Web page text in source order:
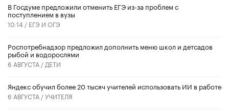
В Госдуме предложили отменить ЕГЭ из-за проблем с
поступлением в вузы
10:14 / ЕГЭ И ОГЭ
Роспотребнадзор предложил дополнить меню школ и детсадов
рыбой и водорослями
6 АВГУСТА / ДЕТИ
​Яндекс обучил более 20 тысяч учителей использовать ИИ в работе
6 АВГУСТА /УЧИТЕЛЯ